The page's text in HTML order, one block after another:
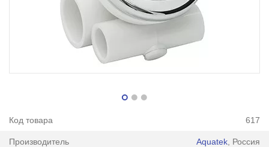
Код товара 617
Производитель Aquatek , Россия